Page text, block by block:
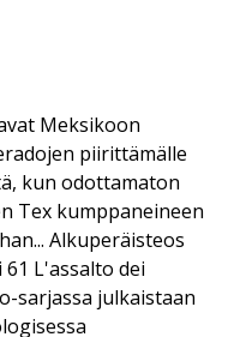
Meksikoon
piirittämälle
kun odottamaton
Tex kumppaneineen
Alkuperäisteos
L'assalto dei
sarjassa julkaistaan